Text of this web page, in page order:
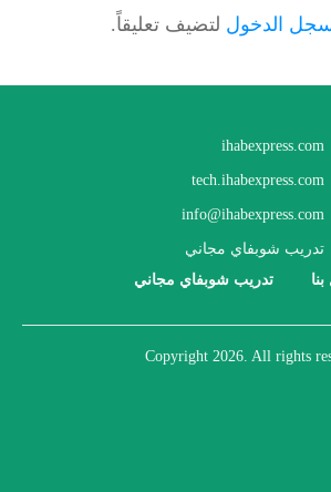
الدخول لتضيف تعليقاً.
ihabexpress.com
tech.ihabexpress.com
info@ihabexpress.com
تدريب شوبفاي مجاني
تدريب شوبفاي مجاني
2026. All rights